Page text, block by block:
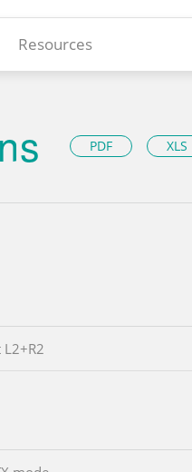
Resources
PDF XLS
L2+R2